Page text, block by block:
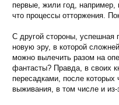
первые, жили год, например,
что процессы отторжения.
С другой стороны, успешная
новую эру, в которой
можно вылечить разом на
фантасты? Правда, в своих
пересадками, после которых
выживания, в том числе и